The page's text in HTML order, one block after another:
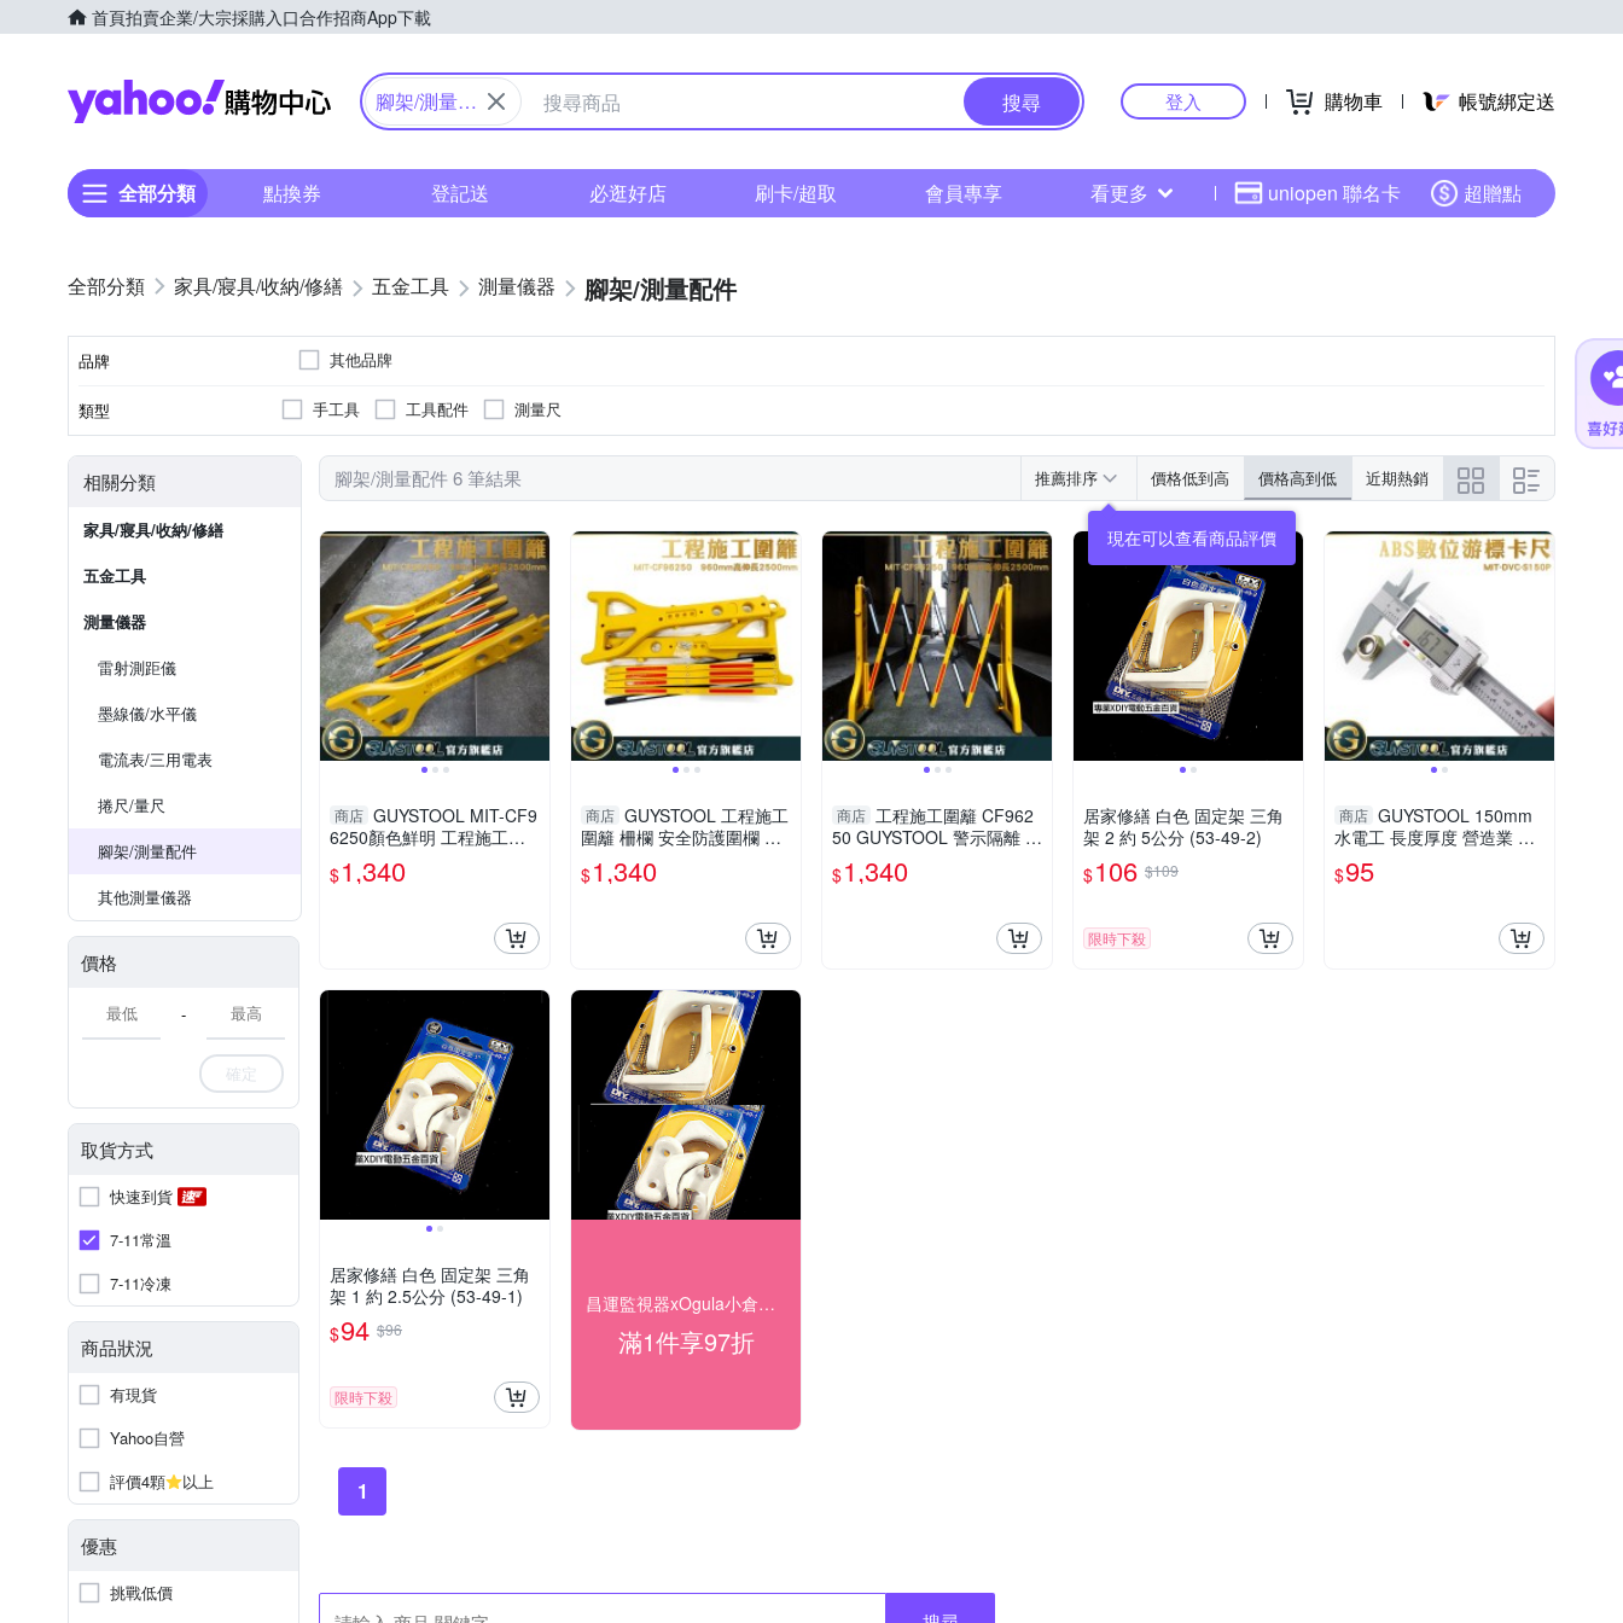
首頁拍賣企業/大宗採購入口合作招商App下載
Yahoo購物中心
腳架/測量配
搜尋 登入 購物車 帳號綁定送
全部分類 點換券 登記送 必逛好店 刷卡/超取 會員專享 看更多 uniopen 聯名卡 超贈點
家具/寢具/收納/修繕 五金工具 測量儀器 腳架/測量配件
品牌 其他品牌
類型 手工具 工具配件 測量尺
相關分類
家具/寢具/收納/修繕
五金工具
測量儀器
雷射測距儀
墨線儀/水平儀
電流表/三用電表
捲尺/量尺
腳架/測量配件
其他測量儀器
價格
-
確定
取貨方式
快速到貨
7-11常溫
7-11冷凍
商品狀況
有現貨
Yahoo自營
評價4顆
以上
優惠
挑戰低價
腳架/測量配件 6 筆結果 推薦排序 價格低到高 價格高到低 近期熱銷
現在可以查看商品評價
商店 GUYSTOOL MIT-CF9
6250顏色鮮明 工程施工圍
籬 240~2500mm 摺疊護欄
醒目 室外裝修 安全防護圍
$1,340
商店 GUYSTOOL 工程施工
圍籬 柵欄 安全防護圍欄 施
工圍欄 摺疊護欄 警示隔離
耐水耐腐 MIT-CF96250
$1,340
商店 工程施工圍籬 CF962
50 GUYSTOOL 警示隔離 可
折疊伸縮 醒目 摺疊護欄 施
工 安全防護圍欄 室內裝潢
$1,340
居家修繕 白色 固定架 三角
架 2 約 5公分 (53-49-2)
$106 $109
限時下殺
商店 GUYSTOOL 150mm
水電工 長度厚度 營造業 製
造業 內徑 電子數顯卡尺 MI
T-DVC-S150P 防潑水 廠房
$95
居家修繕 白色 固定架 三角
架 1 約 2.5公分 (53-49-1)
$94 $96
限時下殺
昌運監視器xOgula小倉工具 結帳享97折
滿1件享97折
1